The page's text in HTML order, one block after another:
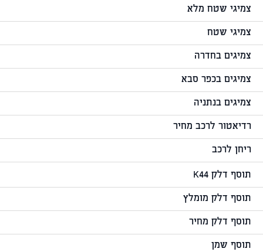
צמיגי שטח מלא
צמיגי שטח
צמיגים בחדרה
צמיגים בכפר סבא
צמיגים בנתניה
רדיאטור לרכב מחיר
ריחן לרכב
תוסף דלק K44
תוסף דלק מומלץ
תוסף דלק מחיר
תוסף שמן